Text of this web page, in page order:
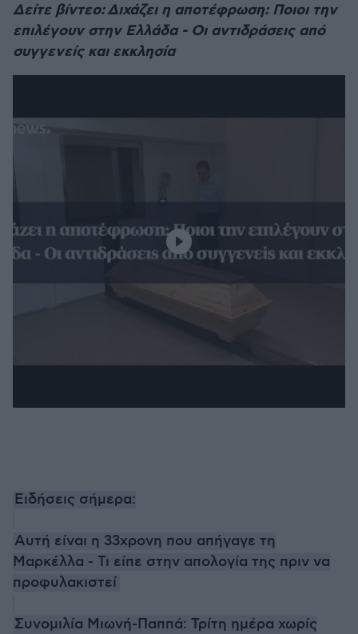
Δείτε βίντεο: Διχάζει η αποτέφρωση: Ποιοι την
επιλέγουν στην Ελλάδα - Οι αντιδράσεις από
συγγενείς και εκκλησία
Ειδήσεις σήμερα:
Αυτή είναι η 33χρονη που απήγαγε τη
Μαρκέλλα - Τι είπε στην απολογία της πριν να
προφυλακιστεί
Συνομιλία Μιωνή-Παππά: Τρίτη ημέρα χωρίς